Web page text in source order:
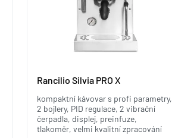
Rancilio Silvia PRO X
kompaktní kávovar s profi parametry,
2 bojlery, PID regulace, 2 vibrační
čerpadla, displej, preinfuze,
tlakoměr, velmi kvalitní zpracování